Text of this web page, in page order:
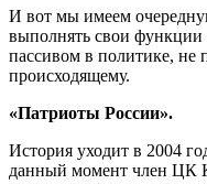
И вот мы имеем
выполнять свои функции
пассивом в политике, не
происходящему.
«Патриоты России».
История уходит в 2004
данный момент член ЦК